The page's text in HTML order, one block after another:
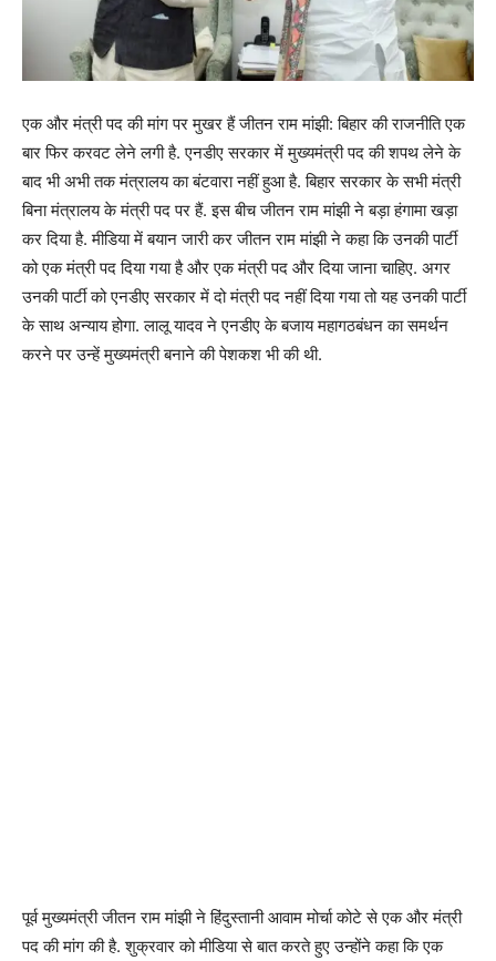
एक और मंत्री पद की मांग पर मुखर हैं जीतन राम मांझी: बिहार की राजनीति एक
बार फिर करवट लेने लगी है. एनडीए सरकार में मुख्यमंत्री पद की शपथ लेने के
बाद भी अभी तक मंत्रालय का बंटवारा नहीं हुआ है. बिहार सरकार के सभी मंत्री
बिना मंत्रालय के मंत्री पद पर हैं. इस बीच जीतन राम मांझी ने बड़ा हंगामा खड़ा
कर दिया है. मीडिया में बयान जारी कर जीतन राम मांझी ने कहा कि उनकी पार्टी
को एक मंत्री पद दिया गया है और एक मंत्री पद और दिया जाना चाहिए. अगर
उनकी पार्टी को एनडीए सरकार में दो मंत्री पद नहीं दिया गया तो यह उनकी पार्टी
के साथ अन्याय होगा. लालू यादव ने एनडीए के बजाय महागठबंधन का समर्थन
करने पर उन्हें मुख्यमंत्री बनाने की पेशकश भी की थी.
पूर्व मुख्यमंत्री जीतन राम मांझी ने हिंदुस्तानी आवाम मोर्चा कोटे से एक और मंत्री
पद की मांग की है. शुक्रवार को मीडिया से बात करते हुए उन्होंने कहा कि एक